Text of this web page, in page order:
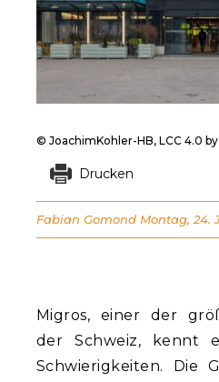
Migros, einer der
der Schweiz, kennt
Schwierigkeiten. Die
© JoachimKohler-HB, LCC 4.0 by
Drucken
Fabian Gomond Montag, 24.